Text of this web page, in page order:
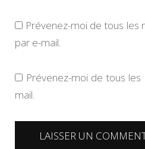
Prévenez-moi de tous les
par e-mail.
Prévenez-moi de tous
mail.